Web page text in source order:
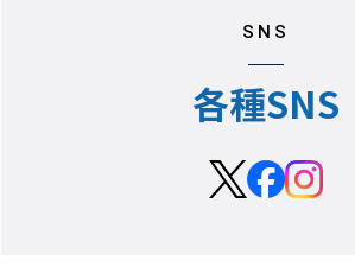
※別途追加代金にて送迎付にアレンジ可
ホテルでのチェックイン、チェックアウ
●[延泊による特定帰国日追加代金]が重
SNS
各種SNS